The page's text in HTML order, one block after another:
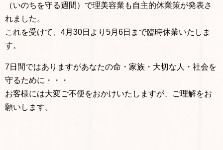
（いのちを守る週間）で理美容業も自主的休業策が発表さ
れました。
これを受けて、4月30日より5月6日まで臨時休業いたしま
す。
7日間ではありますがあなたの命・家族・大切な人・社会を
守るために・・・
お客様には大変ご不便をおかけいたしますが、ご理解をお
願いします。